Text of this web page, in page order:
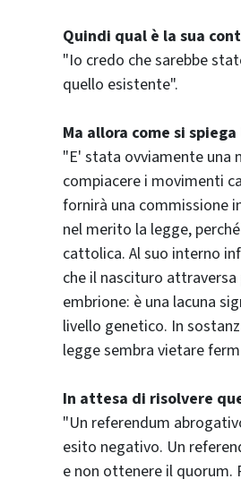
Quindi qual è la sua
"Io credo che sarebbe
quello esistente".
Ma allora come si
"E' stata ovviamente una
compiacere i movimenti
fornirà una commissione
nel merito la legge,
cattolica. Al suo interno
che il nascituro
embrione: è una lacuna
livello genetico. In
legge sembra vietare
In attesa di risolvere
"Un referendum
esito negativo. Un
e non ottenere il quorum.